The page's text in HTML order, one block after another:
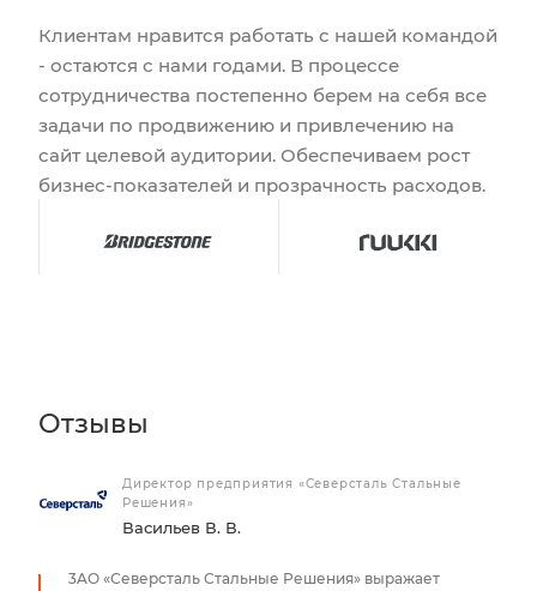
Клиентам нравится работать с нашей командой
- остаются с нами годами. В процессе
сотрудничества постепенно берем на себя все
задачи по продвижению и привлечению на
сайт целевой аудитории. Обеспечиваем рост
бизнес-показателей и прозрачность расходов.
Отзывы
Директор предприятия «Северсталь Стальные
Решения»
Васильев В. В.
3AО «Северсталь Стальные Решения» выражает